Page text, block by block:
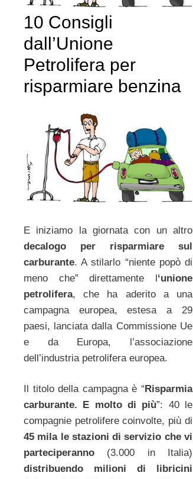
10 Consigli
dall’Unione
Petrolifera per
risparmiare benzina
E iniziamo la giornata con un altro
decalogo per risparmiare sul
carburante. A stilarlo “niente popò di
meno che” direttamente l‘unione
petrolifera, che ha aderito a una
campagna europea, estesa a 29
paesi, lanciata dalla Commissione Ue
e da Europa, l’associazione
dell’industria petrolifera europea.
Il titolo della campagna è “Risparmia
carburante. E molto di più”: 40 le
compagnie petrolifere coinvolte, più di
45 mila le stazioni di servizio che vi
parteciperanno (3.000 in Italia)
distribuendo milioni di libricini